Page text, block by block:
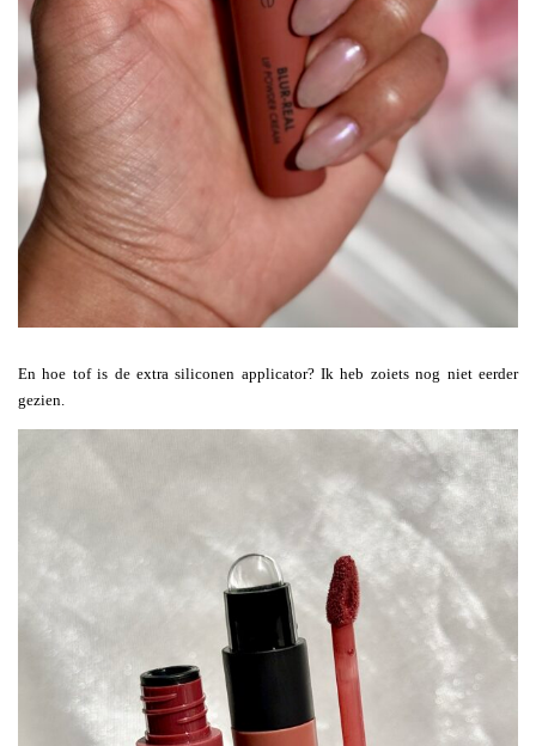
En hoe tof is de extra siliconen applicator? Ik heb zoiets nog niet eerder
gezien.